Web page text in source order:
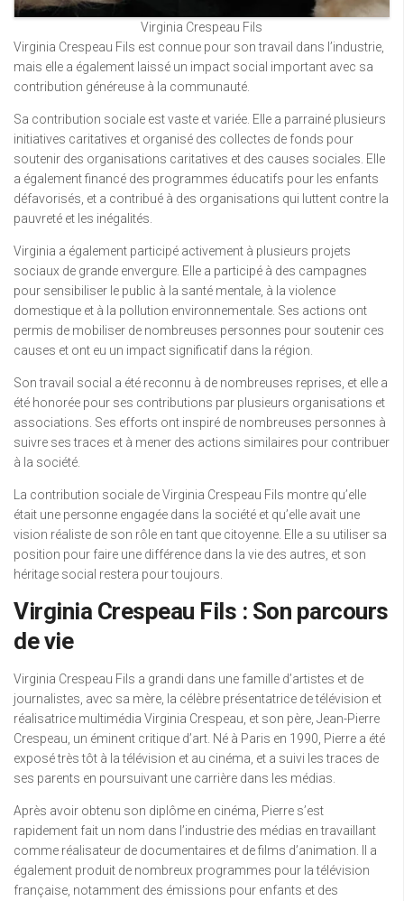
Virginia Crespeau Fils
Virginia Crespeau Fils est connue pour son travail dans l’industrie,
mais elle a également laissé un impact social important avec sa
contribution généreuse à la communauté.
Sa contribution sociale est vaste et variée. Elle a parrainé plusieurs
initiatives caritatives et organisé des collectes de fonds pour
soutenir des organisations caritatives et des causes sociales. Elle
a également financé des programmes éducatifs pour les enfants
défavorisés, et a contribué à des organisations qui luttent contre la
pauvreté et les inégalités.
Virginia a également participé activement à plusieurs projets
sociaux de grande envergure. Elle a participé à des campagnes
pour sensibiliser le public à la santé mentale, à la violence
domestique et à la pollution environnementale. Ses actions ont
permis de mobiliser de nombreuses personnes pour soutenir ces
causes et ont eu un impact significatif dans la région.
Son travail social a été reconnu à de nombreuses reprises, et elle a
été honorée pour ses contributions par plusieurs organisations et
associations. Ses efforts ont inspiré de nombreuses personnes à
suivre ses traces et à mener des actions similaires pour contribuer
à la société.
La contribution sociale de Virginia Crespeau Fils montre qu’elle
était une personne engagée dans la société et qu’elle avait une
vision réaliste de son rôle en tant que citoyenne. Elle a su utiliser sa
position pour faire une différence dans la vie des autres, et son
héritage social restera pour toujours.
Virginia Crespeau Fils : Son parcours
de vie
Virginia Crespeau Fils a grandi dans une famille d’artistes et de
journalistes, avec sa mère, la célèbre présentatrice de télévision et
réalisatrice multimédia Virginia Crespeau, et son père, Jean-Pierre
Crespeau, un éminent critique d’art. Né à Paris en 1990, Pierre a été
exposé très tôt à la télévision et au cinéma, et a suivi les traces de
ses parents en poursuivant une carrière dans les médias.
Après avoir obtenu son diplôme en cinéma, Pierre s’est
rapidement fait un nom dans l’industrie des médias en travaillant
comme réalisateur de documentaires et de films d’animation. Il a
également produit de nombreux programmes pour la télévision
française, notamment des émissions pour enfants et des